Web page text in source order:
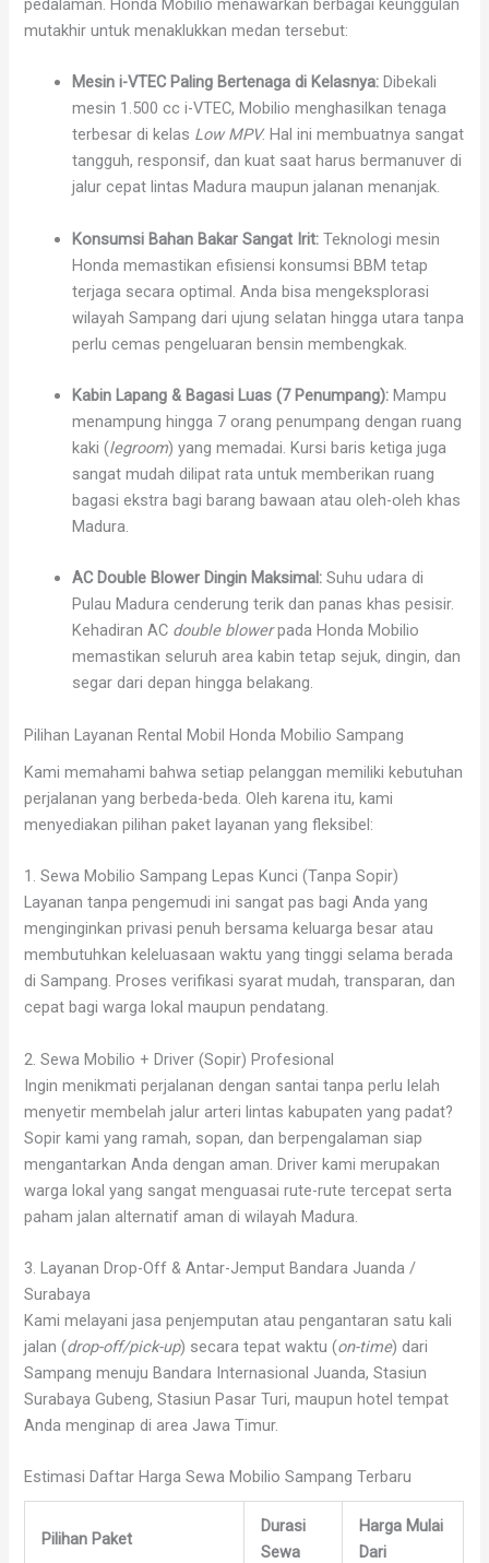
pedalaman. Honda Mobilio menawarkan berbagai keunggulan
mutakhir untuk menaklukkan medan tersebut:
Mesin i-VTEC Paling Bertenaga di Kelasnya: Dibekali
mesin 1.500 cc i-VTEC, Mobilio menghasilkan tenaga
terbesar di kelas Low MPV. Hal ini membuatnya sangat
tangguh, responsif, dan kuat saat harus bermanuver di
jalur cepat lintas Madura maupun jalanan menanjak.
Konsumsi Bahan Bakar Sangat Irit: Teknologi mesin
Honda memastikan efisiensi konsumsi BBM tetap
terjaga secara optimal. Anda bisa mengeksplorasi
wilayah Sampang dari ujung selatan hingga utara tanpa
perlu cemas pengeluaran bensin membengkak.
Kabin Lapang & Bagasi Luas (7 Penumpang): Mampu
menampung hingga 7 orang penumpang dengan ruang
kaki (legroom) yang memadai. Kursi baris ketiga juga
sangat mudah dilipat rata untuk memberikan ruang
bagasi ekstra bagi barang bawaan atau oleh-oleh khas
Madura.
AC Double Blower Dingin Maksimal: Suhu udara di
Pulau Madura cenderung terik dan panas khas pesisir.
Kehadiran AC double blowerpada Honda Mobilio
memastikan seluruh area kabin tetap sejuk, dingin, dan
segar dari depan hingga belakang.
Pilihan Layanan Rental Mobil Honda Mobilio Sampang
Kami memahami bahwa setiap pelanggan memiliki kebutuhan
perjalanan yang berbeda-beda. Oleh karena itu, kami
menyediakan pilihan paket layanan yang fleksibel:
1. Sewa Mobilio Sampang Lepas Kunci (Tanpa Sopir)
Layanan tanpa pengemudi ini sangat pas bagi Anda yang
menginginkan privasi penuh bersama keluarga besar atau
membutuhkan keleluasaan waktu yang tinggi selama berada
di Sampang. Proses verifikasi syarat mudah, transparan, dan
cepat bagi warga lokal maupun pendatang.
2. Sewa Mobilio + Driver (Sopir) Profesional
Ingin menikmati perjalanan dengan santai tanpa perlu lelah
menyetir membelah jalur arteri lintas kabupaten yang padat?
Sopir kami yang ramah, sopan, dan berpengalaman siap
mengantarkan Anda dengan aman. Driver kami merupakan
warga lokal yang sangat menguasai rute-rute tercepat serta
paham jalan alternatif aman di wilayah Madura.
3. Layanan Drop-Off & Antar-Jemput Bandara Juanda /
Surabaya
Kami melayani jasa penjemputan atau pengantaran satu kali
jalan (drop-off/pick-up) secara tepat waktu (on-time) dari
Sampang menuju Bandara Internasional Juanda, Stasiun
Surabaya Gubeng, Stasiun Pasar Turi, maupun hotel tempat
Anda menginap di area Jawa Timur.
Estimasi Daftar Harga Sewa Mobilio Sampang Terbaru
Pilihan Paket
Durasi
Sewa
Harga Mulai
Dari